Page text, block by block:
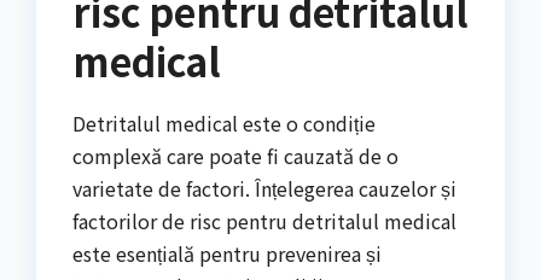
medical
Detritalul medical este o condiție
complexă care poate fi cauzată de o
varietate de factori. Înțelegerea cauzelor și
factorilor de risc pentru detritalul medical
este esențială pentru prevenirea și